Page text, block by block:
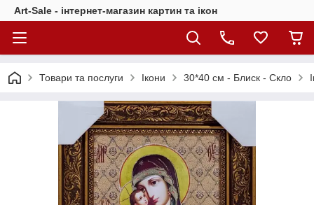
Art-Sale - інтернет-магазин картин та ікон
Товари та послуги Ікони 30*40 см - Блиск - Скло